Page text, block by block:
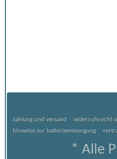
zahlung und versand widerrufsrecht
hinweise zur batterieentsorgung
* Alle